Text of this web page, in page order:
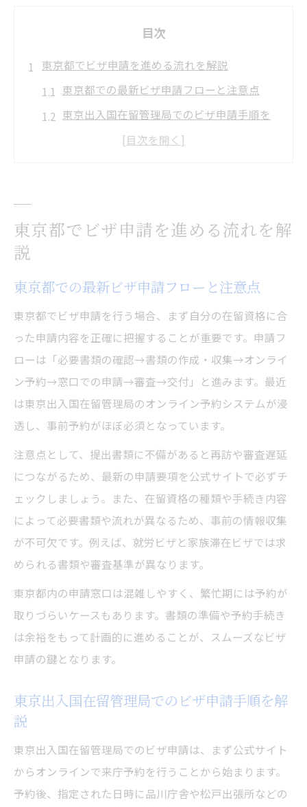
目次
東京都でビザ申請を進める流れを解説
東京都での最新ビザ申請フローと注意点
東京出入国在留管理局でのビザ申請手順を
オンライン予約システムを活用したビザ申請術
方
ビザ申請で活躍するオンライン予約の流れ
予約システムで待ち時間を減らすビザ申請
術
オンライン予約でスムーズなビザ申請を実
現
自分でできるビザ申請の準備ポイント
ビザ申請の準備で押さえたい基本事項
自分で進めるビザ申請書類作成のコツ
ビザ申請前に確認したい必要書類リスト
ビザ申請準備で役立つチェックリスト活用
失敗しないビザ申請準備のポイント解説
ビザ申請の不備を防ぐための事前チェック
ビザ申請でよくある不備を防ぐ方法とは
書類不備を最小限にするビザ申請術
ビザ申請時の失敗を未然に防ぐ準備方法
東京入管で待ち時間を減らすコツとは
ビザ申請当日の待ち時間短縮テクニック
東京入国管理局で効率的なビザ申請を実現
東京都でビザ申請を進める流れを解
説
東京都での最新ビザ申請フローと注意点
東京都でビザ申請を行う場合、まず自分の在留資格に合
った申請内容を正確に把握することが重要です。申請フ
ローは「必要書類の確認→書類の作成・収集→オンライ
ン予約→窓口での申請→審査→交付」と進みます。最近
は東京出入国在留管理局のオンライン予約システムが浸
透し、事前予約がほぼ必須となっています。
注意点として、提出書類に不備があると再訪や審査遅延
につながるため、最新の申請要項を公式サイトで必ずチ
ェックしましょう。また、在留資格の種類や手続き内容
によって必要書類や流れが異なるため、事前の情報収集
が不可欠です。例えば、就労ビザと家族滞在ビザでは求
められる書類や審査基準が異なります。
東京都内の申請窓口は混雑しやすく、繁忙期には予約が
取りづらいケースもあります。書類の準備や予約手続き
は余裕をもって計画的に進めることが、スムーズなビザ
申請の鍵となります。
東京出入国在留管理局でのビザ申請手順を解
説
東京出入国在留管理局でのビザ申請は、まず公式サイト
からオンラインで来庁予約を行うことから始まります。
予約後、指定された日時に品川庁舎や松戸出張所などの